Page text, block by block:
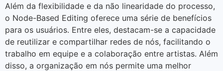
Além da flexibilidade e da não linearidade do processo,
o Node-Based Editing oferece uma série de benefícios
para os usuários. Entre eles, destacam-se a capacidade
de reutilizar e compartilhar redes de nós, facilitando o
trabalho em equipe e a colaboração entre artistas. Além
disso, a organização em nós permite uma melhor